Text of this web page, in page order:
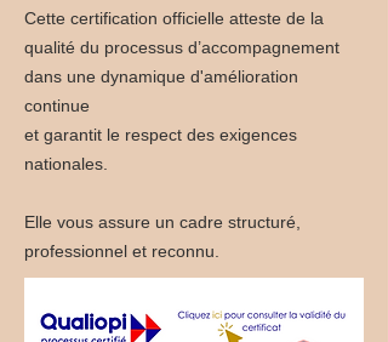
Cette certification officielle atteste de la
qualité du processus d’accompagnement
dans une dynamique d'amélioration
continue
et garantit le respect des exigences
nationales.
Elle vous assure un cadre structuré,
professionnel et reconnu.